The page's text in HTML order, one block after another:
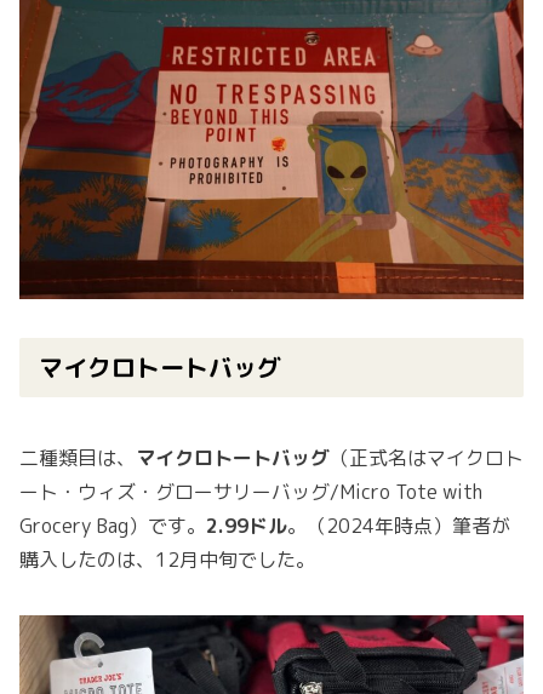
マイクロトートバッグ
二種類目は、 マイクロトートバッグ （正式名はマイクロト
ート・ウィズ・グローサリーバッグ/Micro Tote with
Grocery Bag）です。 2.99ドル。（2024年時点）筆者が
購入したのは、12月中旬でした。